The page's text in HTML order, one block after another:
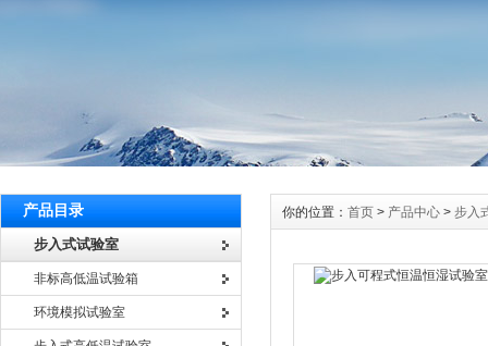
产品目录
步入式试验室
非标高低温试验箱
环境模拟试验室
你的位置： 首页 > 产品中心 > 步入